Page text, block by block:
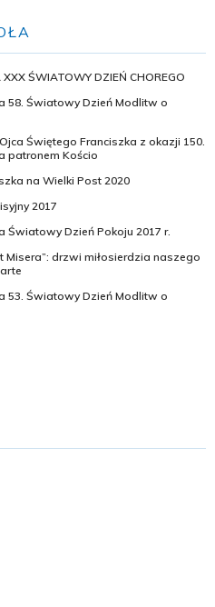
ŚWIATOWY DZIEŃ CHOREGO
58. Światowy Dzień Modlitw o
Świętego Franciszka z okazji 150.
patronem Kościo
na Wielki Post 2020
2017
Światowy Dzień Pokoju 2017 r.
Misera”: drzwi miłosierdzia naszego
53. Światowy Dzień Modlitw o